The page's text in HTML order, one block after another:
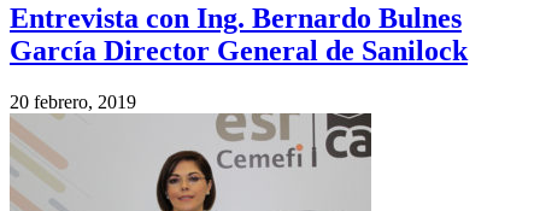
Entrevista con Ing. Bernardo Bulnes
García Director General de Sanilock
20 febrero, 2019